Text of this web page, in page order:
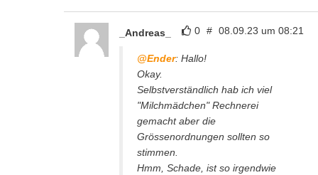
0 # 08.09.23 um 08:21
_Andreas_
@Ender: Hallo!
Okay.
Selbstverständlich hab ich viel
"Milchmädchen" Rechnerei
gemacht aber die
Grössenordnungen sollten so
stimmen.
Hmm, Schade, ist so irgendwie